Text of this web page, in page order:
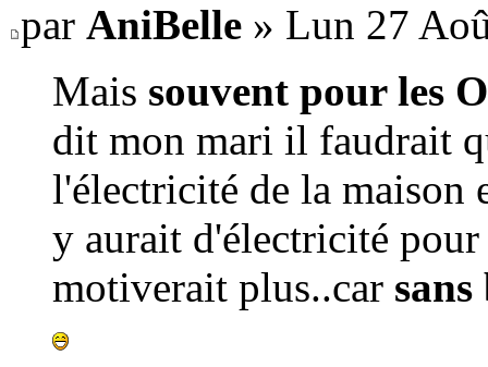
par AniBelle » Lun 27
Mais souvent pour les
dit mon mari il faudrait
l'électricité de la maison
y aurait d'électricité
motiverait plus..car